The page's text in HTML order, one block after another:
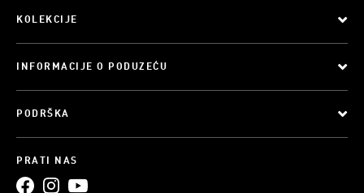
KOLEKCIJE
INFORMACIJE O PODUZEĆU
PODRŠKA
PRATI NAS